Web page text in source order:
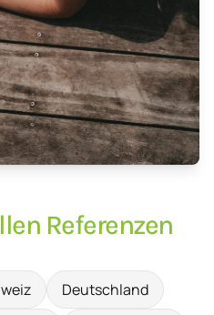
Referenzen
Deutschland